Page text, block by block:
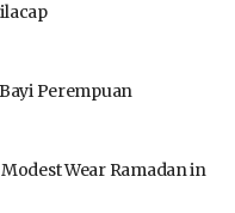
Perempuan
Wear Ramadan in